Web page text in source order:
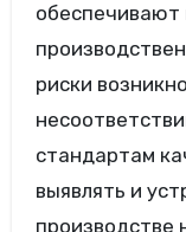
риски
стандартам
выявлять и
производстве